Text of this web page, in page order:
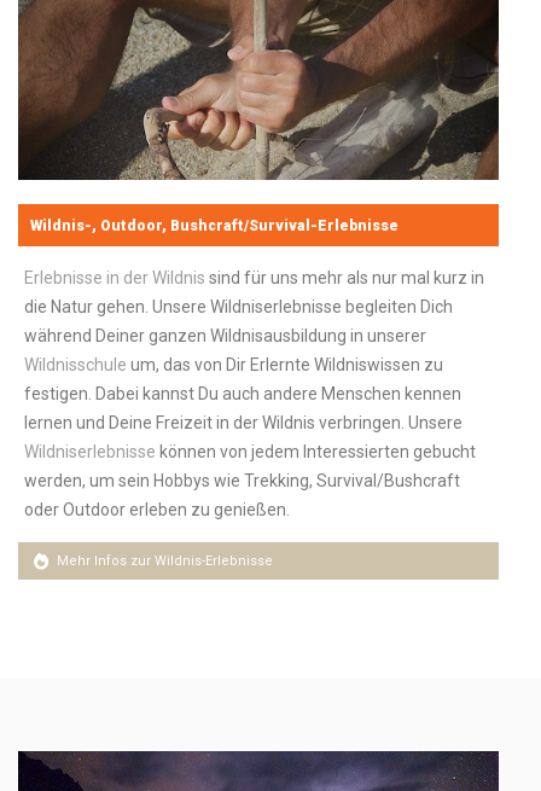
Wildnis-, Outdoor, Bushcraft/Survival-Erlebnisse
Erlebnisse in der Wildnis sind für uns mehr als nur mal kurz in
die Natur gehen. Unsere Wildniserlebnisse begleiten Dich
während Deiner ganzen Wildnisausbildung in unserer
Wildnisschule um, das von Dir Erlernte Wildniswissen zu
festigen. Dabei kannst Du auch andere Menschen kennen
lernen und Deine Freizeit in der Wildnis verbringen. Unsere
Wildniserlebnisse können von jedem Interessierten gebucht
werden, um sein Hobbys wie Trekking, Survival/Bushcraft
oder Outdoor erleben zu genießen.
Mehr Infos zur Wildnis-Erlebnisse